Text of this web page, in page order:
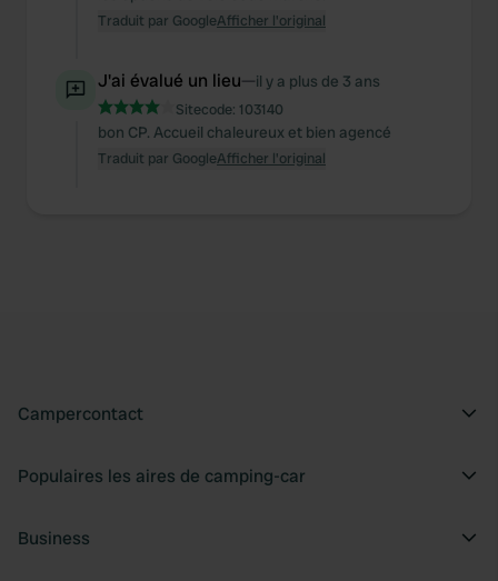
Traduit par GoogleAfficher l'original
J'ai évalué un lieu—il y a plus de 3 ans
Sitecode: 103140
bon CP. Accueil chaleureux et bien agencé
Traduit par GoogleAfficher l'original
Campercontact
Populaires les aires de camping-car
Business